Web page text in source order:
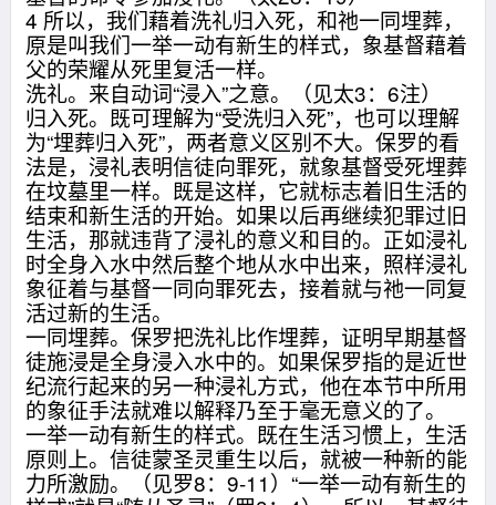
4 所以，我们藉着洗礼归入死，和祂一同埋葬，
原是叫我们一举一动有新生的样式，象基督藉着
父的荣耀从死里复活一样。
洗礼。来自动词“浸入”之意。（见太3：6注）
归入死。既可理解为“受洗归入死”，也可以理解
为“埋葬归入死”，两者意义区别不大。保罗的看
法是，浸礼表明信徒向罪死，就象基督受死埋葬
在坟墓里一样。既是这样，它就标志着旧生活的
结束和新生活的开始。如果以后再继续犯罪过旧
生活，那就违背了浸礼的意义和目的。正如浸礼
时全身入水中然后整个地从水中出来，照样浸礼
象征着与基督一同向罪死去，接着就与祂一同复
活过新的生活。
一同埋葬。保罗把洗礼比作埋葬，证明早期基督
徒施浸是全身浸入水中的。如果保罗指的是近世
纪流行起来的另一种浸礼方式，他在本节中所用
的象征手法就难以解释乃至于毫无意义的了。
一举一动有新生的样式。既在生活习惯上，生活
原则上。信徒蒙圣灵重生以后，就被一种新的能
力所激励。（见罗8：9-11）“一举一动有新生的